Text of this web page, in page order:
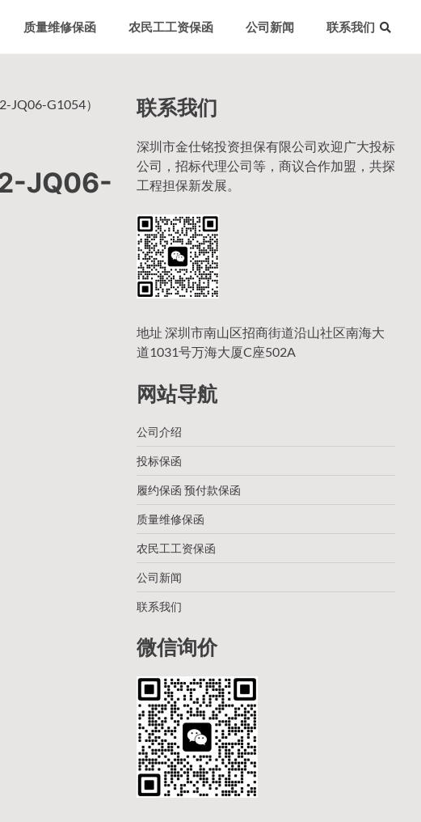
质量维修保函 农民工工资保函 公司新闻 联系我们
JQ06-G1054）
JQ06-
联系我们
深圳市金仕铭投资担保有限公司欢迎广大投标
公司，招标代理公司等，商议合作加盟，共探
工程担保新发展。
地址 深圳市南山区招商街道沿山社区南海大
道1031号万海大厦C座502A
网站导航
公司介绍
投标保函
履约保函 预付款保函
质量维修保函
农民工工资保函
公司新闻
联系我们
微信询价